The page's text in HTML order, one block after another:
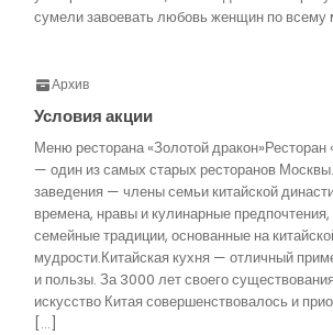
сумели завоевать любовь женщин по
Архив
Условия акции
Меню ресторана «Золотой дракон»Ресторан
— один из самых старых ресторанов
заведения — члены семьи китайской
времена, нравы и кулинарные
семейные традиции, основанные на
мудрости.Китайская кухня — отличный
и пользы. За 3000 лет своего
искусство Китая совершенствовалось и
[…]